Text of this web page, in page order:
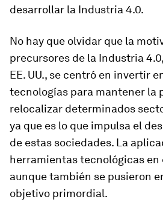
desarrollar la Industria 4.0.
No hay que olvidar que la
precursores de la Industria
EE. UU., se centró en invertir
tecnologías para mantener la
relocalizar determinados
ya que es lo que impulsa el
de estas sociedades. La
herramientas tecnológicas en
aunque también se pusieron
objetivo primordial.